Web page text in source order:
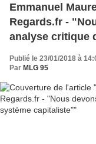
Emmanuel
Regards.fr -
analyse critique
Publié le 23/01/2018 à
Par MLG 95